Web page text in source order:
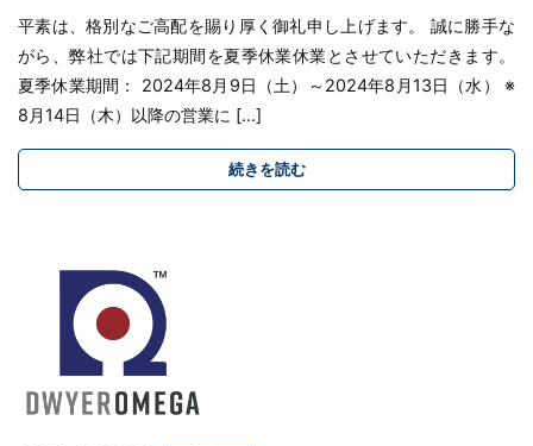
平素は、格別なご高配を賜り厚く御礼申し上げます。 誠に勝手な
がら、弊社では下記期間を夏季休業休業とさせていただきます。
夏季休業期間： 2024年8月9日（土）～2024年8月13日（水） ※
8月14日（木）以降の営業に […]
続きを読む